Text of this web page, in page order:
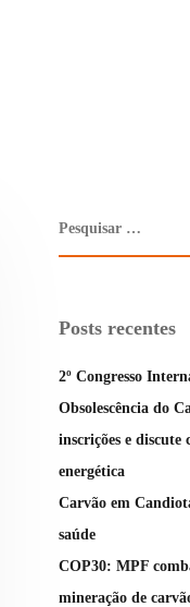
Posts recentes
2º Congresso
Obsolescência do
inscrições e discute
energética
Carvão em
saúde
COP30: MPF
mineração de